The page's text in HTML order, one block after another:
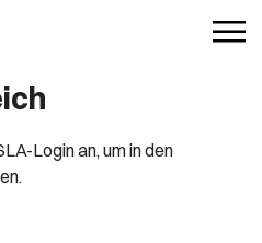
Login an, um in den